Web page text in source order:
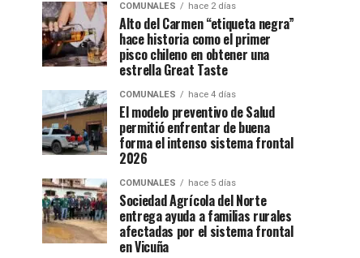
COMUNALES hace 2 días
Alto del Carmen “etiqueta negra”
hace historia como el primer
pisco chileno en obtener una
estrella Great Taste
COMUNALES hace 4 días
El modelo preventivo de Salud
permitió enfrentar de buena
forma el intenso sistema frontal
2026
COMUNALES hace 5 días
Sociedad Agrícola del Norte
entrega ayuda a familias rurales
afectadas por el sistema frontal
en Vicuña